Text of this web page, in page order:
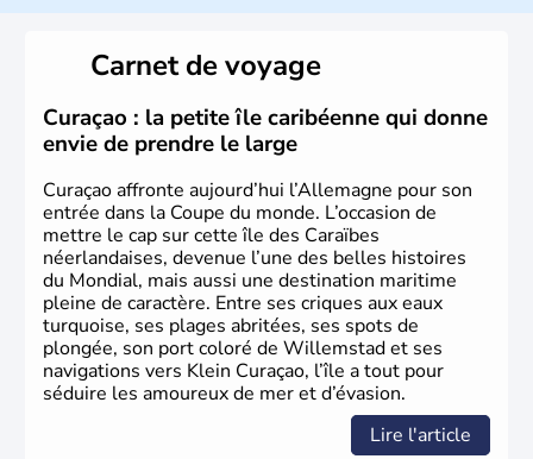
lesquelles bénéficient d'une grande autonomie. Le pays
peut se targuer de grands noms qu'il a vu naître dans tous
les domaines, des arts à la politique en passant par la
philosophie. Hertz, Gutenberg, Heidegger, Thomas Mann,
Herman Hesse ou bien Hegel en font partie.
Carnet de voyage
Curaçao : la petite île caribéenne qui donne
envie de prendre le large
Curaçao affronte aujourd’hui l’Allemagne pour son
entrée dans la Coupe du monde. L’occasion de
mettre le cap sur cette île des Caraïbes
néerlandaises, devenue l’une des belles histoires
du Mondial, mais aussi une destination maritime
pleine de caractère. Entre ses criques aux eaux
turquoise, ses plages abritées, ses spots de
plongée, son port coloré de Willemstad et ses
navigations vers Klein Curaçao, l’île a tout pour
séduire les amoureux de mer et d’évasion.
Lire l'article